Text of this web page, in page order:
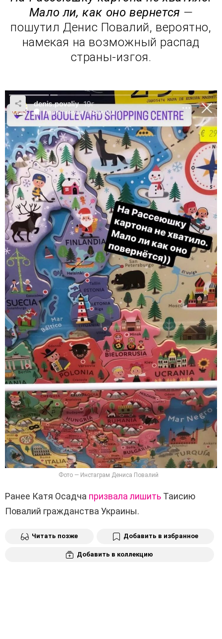
Мало ли, как оно вернется —
пошутил Денис Повалий, вероятно,
намекая на возможный распад
страны-изгоя.
Фото — Инстаграм Дениса Повалий
Ранее Катя Осадча призвала лишить Таисию
Повалий гражданства Украины.
Читать позже Добавить в избранное
Добавить в коллекцию